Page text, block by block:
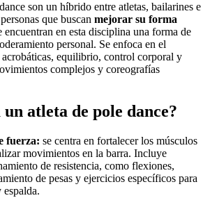
son un híbrido entre atletas, bailarines e
que buscan mejorar su forma
encuentran en esta disciplina una forma de
personal. Se enfoca en el
equilibrio, control corporal y
complejos y coreografías
atleta de pole dance?
fuerza: se centra en fortalecer los músculos
movimientos en la barra. Incluye
de resistencia, como flexiones,
de pesas y ejercicios específicos para
espalda.